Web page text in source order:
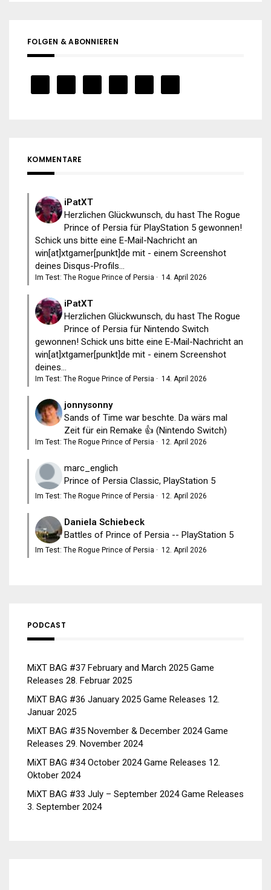
FOLGEN & ABONNIEREN
KOMMENTARE
iPatXT
Herzlichen Glückwunsch, du hast The Rogue
Prince of Persia für PlayStation 5 gewonnen!
Schick uns bitte eine E-Mail-Nachricht an
win[at]xtgamer[punkt]de mit - einem Screenshot
deines Disqus-Profils...
Im Test: The Rogue Prince of Persia · 14. April 2026
iPatXT
Herzlichen Glückwunsch, du hast The Rogue
Prince of Persia für Nintendo Switch
gewonnen! Schick uns bitte eine E-Mail-Nachricht an
win[at]xtgamer[punkt]de mit - einem Screenshot
deines...
Im Test: The Rogue Prince of Persia · 14. April 2026
jonnysonny
Sands of Time war beschte. Da wärs mal
Zeit für ein Remake 👍 (Nintendo Switch)
Im Test: The Rogue Prince of Persia · 12. April 2026
marc_englich
Prince of Persia Classic, PlayStation 5
Im Test: The Rogue Prince of Persia · 12. April 2026
Daniela Schiebeck
Battles of Prince of Persia -- PlayStation 5
Im Test: The Rogue Prince of Persia · 12. April 2026
PODCAST
MiXT BAG #37 February and March 2025 Game
Releases 28. Februar 2025
MiXT BAG #36 January 2025 Game Releases 12.
Januar 2025
MiXT BAG #35 November & December 2024 Game
Releases 29. November 2024
MiXT BAG #34 October 2024 Game Releases 12.
Oktober 2024
MiXT BAG #33 July – September 2024 Game Releases
3. September 2024